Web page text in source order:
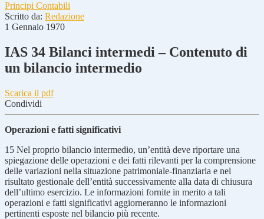
Principi Contabili
Scritto da: Redazione
1 Gennaio 1970
IAS 34 Bilanci intermedi – Contenuto di
un bilancio intermedio
Scarica il pdf
Condividi
Operazioni e fatti significativi
15 Nel proprio bilancio intermedio, un’entità deve riportare una
spiegazione delle operazioni e dei fatti rilevanti per la comprensione
delle variazioni nella situazione patrimoniale-finanziaria e nel
risultato gestionale dell’entità successivamente alla data di chiusura
dell’ultimo esercizio. Le informazioni fornite in merito a tali
operazioni e fatti significativi aggiorneranno le informazioni
pertinenti esposte nel bilancio più recente.